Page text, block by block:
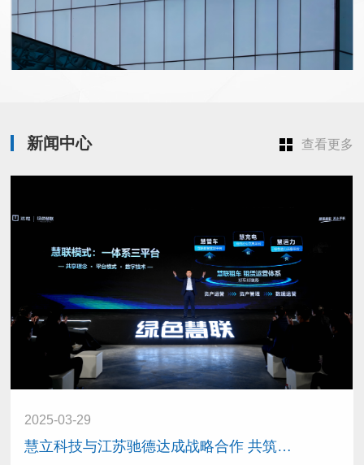
新闻中心 查看更多
2025-03-29
慧立科技与江苏驰德达成战略合作 共筑同城配送数字化新生态